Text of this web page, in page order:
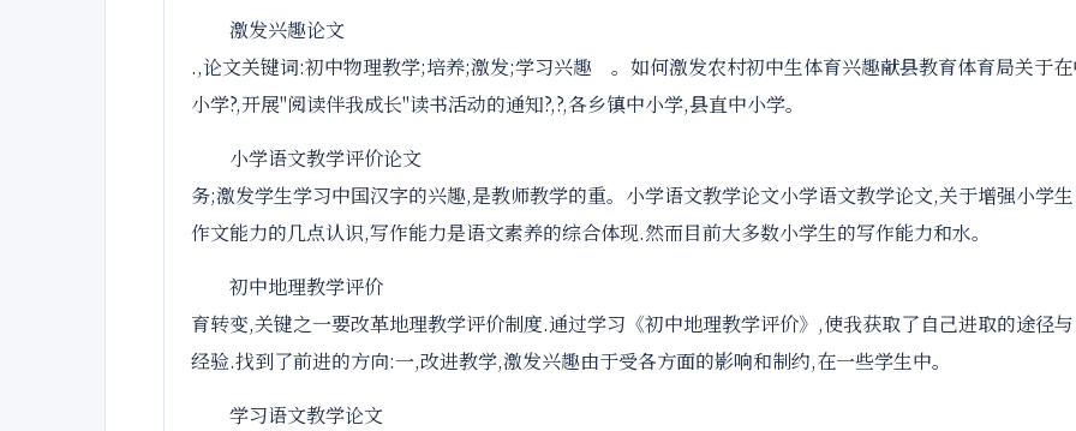
激发兴趣论文
.,论文关键词:初中物理教学;培养;激发;学习兴趣 。如何激发农村初中生体育兴趣献县教育体育局关于
小学?,开展"阅读伴我成长"读书活动的通知?,?,各乡镇中小学,县直中小学。
小学语文教学评价论文
务;激发学生学习中国汉字的兴趣,是教师教学的重。小学语文教学论文小学语文教学论文,关于增强小学生
作文能力的几点认识,写作能力是语文素养的综合体现.然而目前大多数小学生的写作能力和水。
初中地理教学评价
育转变,关键之一要改革地理教学评价制度.通过学习《初中地理教学评价》,使我获取了自己进取的途径与
经验.找到了前进的方向:一,改进教学,激发兴趣由于受各方面的影响和制约,在一些学生中。
学习语文教学论文